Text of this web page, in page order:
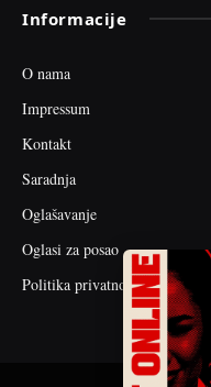
Informacije
O nama
Impressum
Kontakt
Saradnja
Oglašavanje
Oglasi za posao
Politika privatnosti